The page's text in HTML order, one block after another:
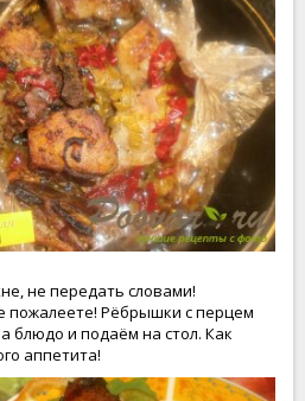
не передать словами!
пожалеете! Рёбрышки с перцем
блюдо и подаём на стол. Как
аппетита!